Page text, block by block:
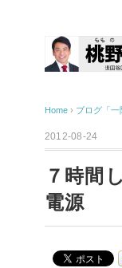
Home › ブログ「一
2012-08-24
７時間
電源